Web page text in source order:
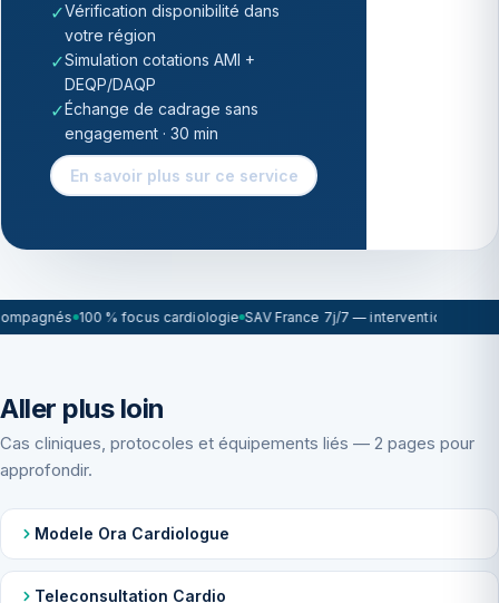
✓Vérification disponibilité dans
votre région
✓Simulation cotations AMI +
DEQP/DAQP
✓Échange de cadrage sans
engagement · 30 min
En savoir plus sur ce service
100 % focus cardiologie SAV France 7j/7 — intervention sous
Aller plus loin
Cas cliniques, protocoles et équipements liés — 2 pages pour
approfondir.
Modele Ora Cardiologue
Teleconsultation Cardio